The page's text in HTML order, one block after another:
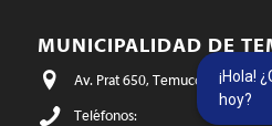
MUNICIPALIDAD DE
Av. Prat 650, Temuco - Chile
Teléfonos:
¡Hola!
hoy?